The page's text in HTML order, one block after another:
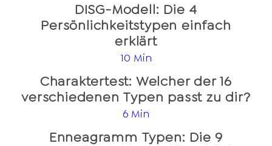
DISG-Modell: Die 4
Persönlichkeitstypen einfach
erklärt
10 Min
Charaktertest: Welcher der 16
verschiedenen Typen passt zu dir?
6 Min
Enneagramm Typen: Die 9